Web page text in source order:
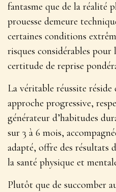
fantasme que de la réalité
prouesse demeure
certaines conditions
risques considérables pour
certitude de reprise
La véritable réussite réside
approche progressive,
générateur d’habitudes
sur 3 à 6 mois,
adapté, offre des résultats
la santé physique et
Plutôt que de succomber